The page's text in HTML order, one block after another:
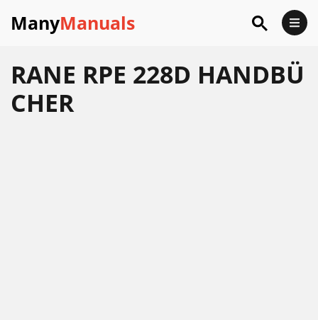
ManyManuals
RANE RPE 228D HANDBÜ
CHER